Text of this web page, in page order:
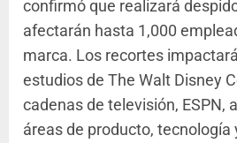
confirmó que realizará
afectarán hasta 1,000
marca. Los recortes
estudios de The Walt Disney
cadenas de televisión, ESPN,
áreas de producto, tecnología